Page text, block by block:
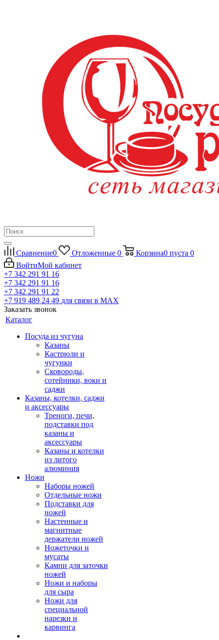
Сравнение0 Отложенные 0 Корзина0 пуста 0
ВойтиМой кабинет
+7 342 291 91 16
+7 342 291 91 16
+7 342 291 91 22
+7 919 489 24 49 для связи в МАХ
Заказать звонок
Каталог
Посуда из чугуна
Казаны
Кастрюли и
чугунки
Сковороды,
сотейники, воки и
саджи
Казаны, котелки, саджи
и аксессуары
Треноги, печи,
подставки под
казаны и
аксессуары
Казаны и котелки
из литого
алюминия
Ножи
Наборы ножей
Отдельные ножи
Подставки для
ножей
Настенные и
магнитные
держатели ножей
Ножеточки и
мусаты
Камни для заточки
ножей
Ножи и наборы
для сыра
Ножи для
специальной
нарезки и
карвинга